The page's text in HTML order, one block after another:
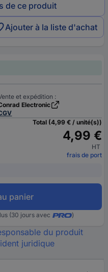
de ce produit
Ajouter à la liste d'achat
et expédition :
Electronic
Total (4,99 € / unité(s))
4,99 €
HT
frais de port
panier
(30 jours avec )
du produit
juridique